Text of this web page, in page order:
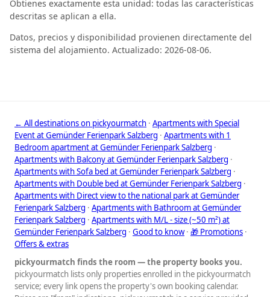
Obtienes exactamente esta unidad: todas las características
descritas se aplican a ella.
Datos, precios y disponibilidad provienen directamente del
sistema del alojamiento. Actualizado: 2026-08-06.
← All destinations on pickyourmatch · Apartments with Special
Event at Gemünder Ferienpark Salzberg · Apartments with 1
Bedroom apartment at Gemünder Ferienpark Salzberg ·
Apartments with Balcony at Gemünder Ferienpark Salzberg ·
Apartments with Sofa bed at Gemünder Ferienpark Salzberg ·
Apartments with Double bed at Gemünder Ferienpark Salzberg ·
Apartments with Direct view to the national park at Gemünder
Ferienpark Salzberg · Apartments with Bathroom at Gemünder
Ferienpark Salzberg · Apartments with M/L - size (~50 m²) at
Gemünder Ferienpark Salzberg · Good to know· 🎁 Promotions ·
Offers & extras
pickyourmatch finds the room — the property books you.
pickyourmatch lists only properties enrolled in the pickyourmatch
service; every link opens the property's own booking calendar.